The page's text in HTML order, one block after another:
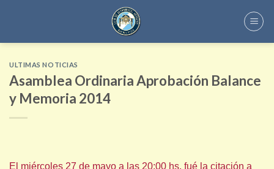
ULTIMAS NOTICIAS
Asamblea Ordinaria Aprobación Balance
y Memoria 2014
El miércoles 27 de mayo a las 20:00 hs. fué la citación a